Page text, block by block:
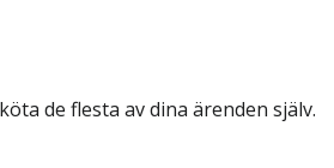
de flesta av dina ärenden själv.